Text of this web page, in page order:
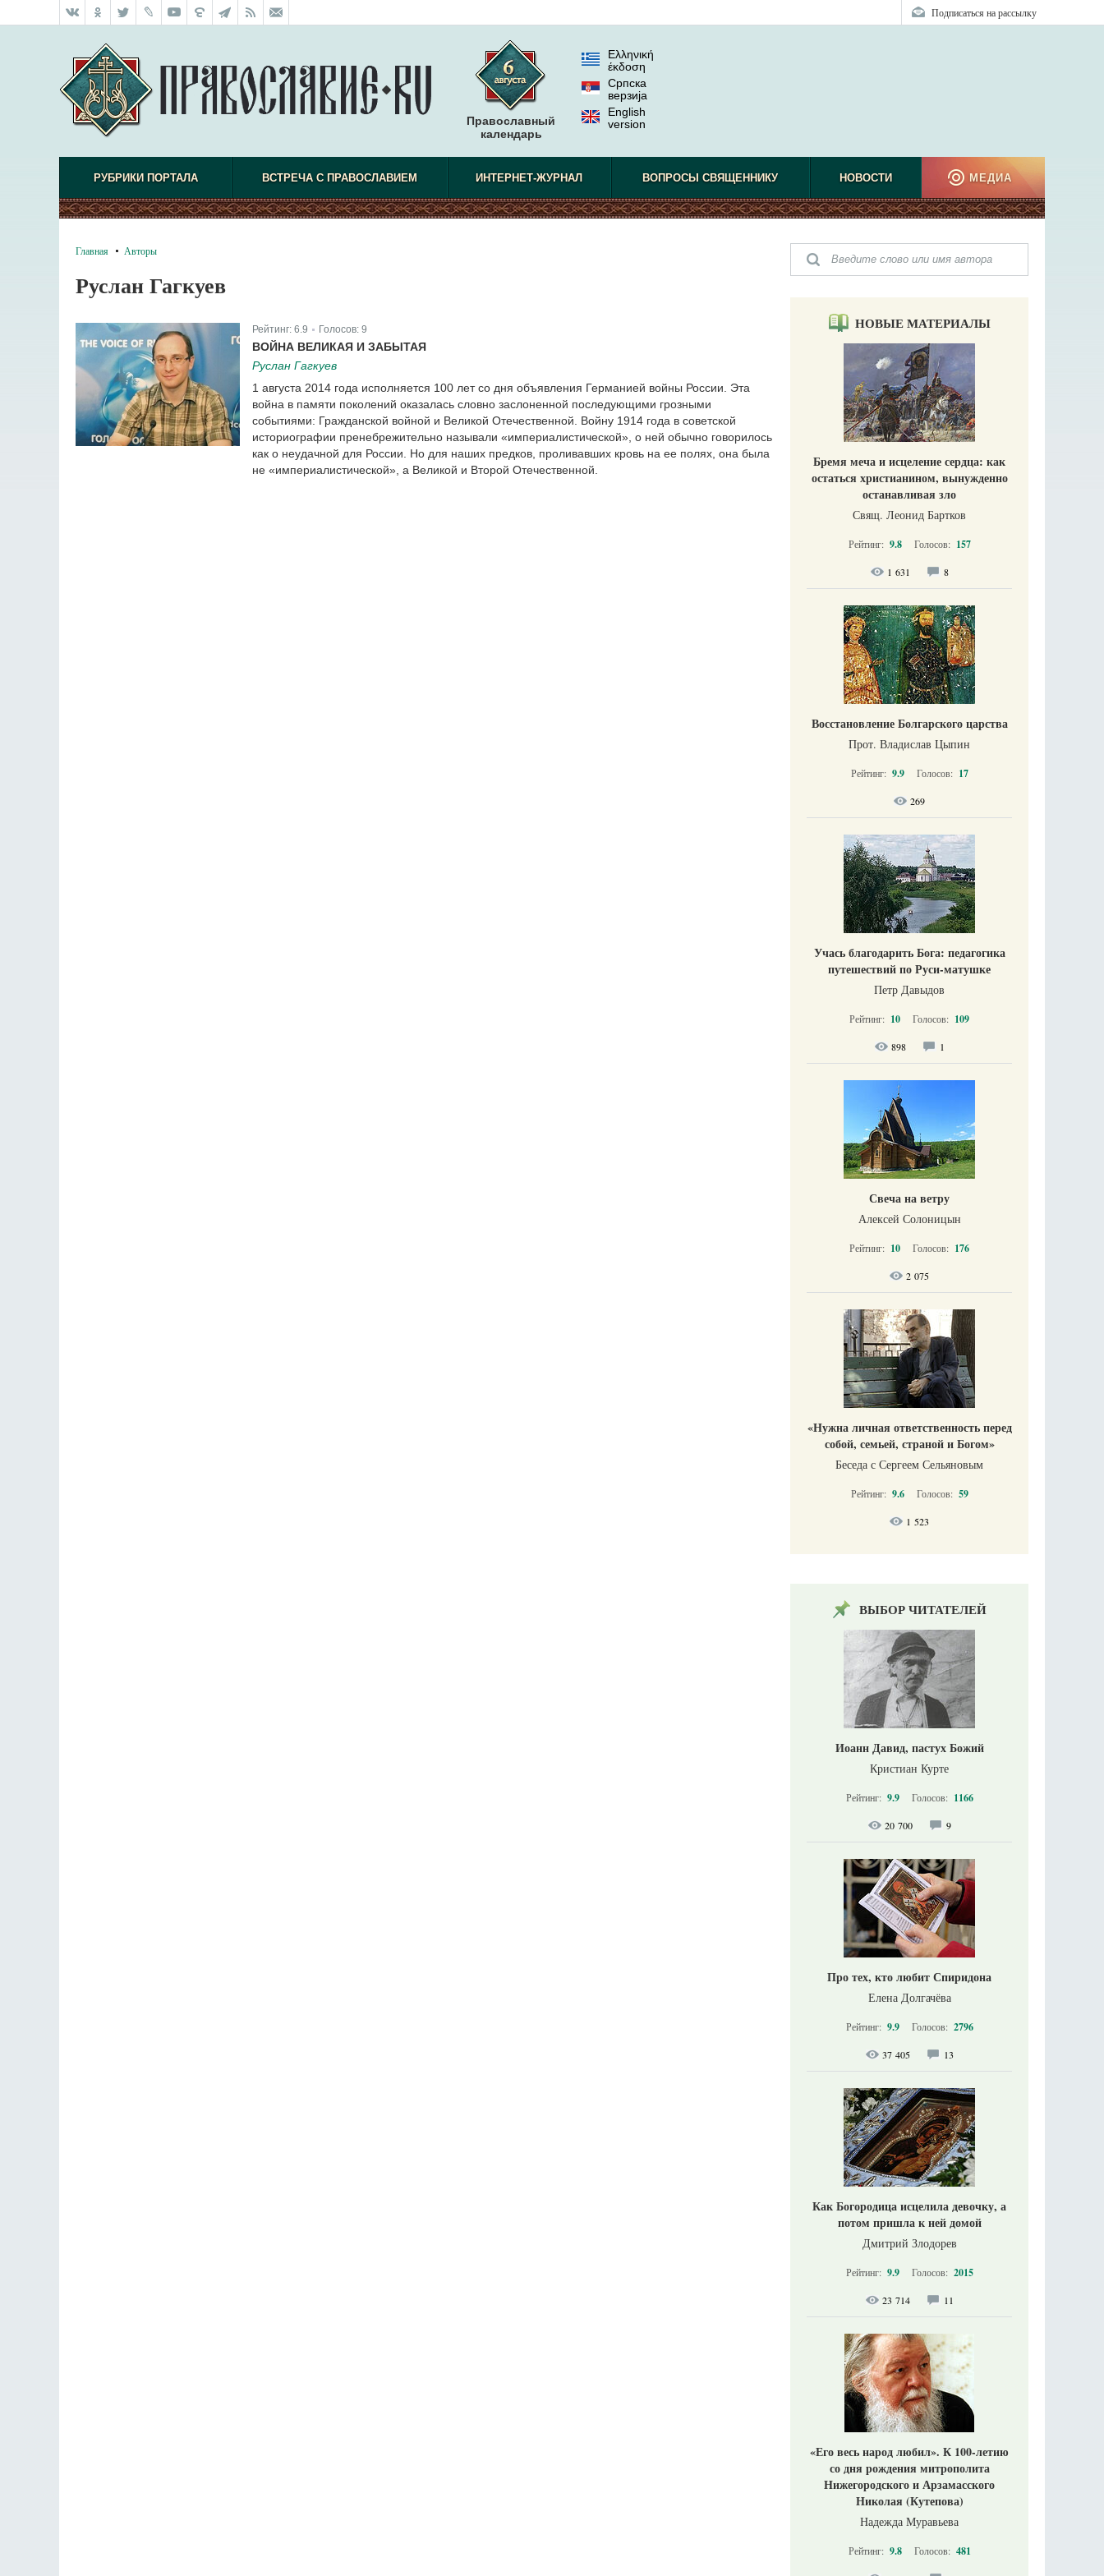
Подписаться на рассылку
Православный
календарь
Ελληνική
έκδοση
Српска
верзиjа
English
version
РУБРИКИ ПОРТАЛА ВСТРЕЧА С ПРАВОСЛАВИЕМ ИНТЕРНЕТ-ЖУРНАЛ ВОПРОСЫ СВЯЩЕННИКУ НОВОСТИ МЕДИА
Главная Авторы
Руслан Гагкуев
Рейтинг: 6.9 Голосов: 9
ВОЙНА ВЕЛИКАЯ И ЗАБЫТАЯ
Руслан Гагкуев
1 августа 2014 года исполняется 100 лет со дня объявления Германией войны России. Эта
война в памяти поколений оказалась словно заслоненной последующими грозными
событиями: Гражданской войной и Великой Отечественной. Войну 1914 года в советской
историографии пренебрежительно называли «империалистической», о ней обычно говорилось
как о неудачной для России. Но для наших предков, проливавших кровь на ее полях, она была
не «империалистической», а Великой и Второй Отечественной.
НОВЫЕ МАТЕРИАЛЫ
Бремя меча и исцеление сердца: как
остаться христианином, вынужденно
останавливая зло
Свящ. Леонид Бартков
Рейтинг: 9.8 Голосов: 157
1 631 8
Восстановление Болгарского царства
Прот. Владислав Цыпин
Рейтинг: 9.9 Голосов: 17
269
Учась благодарить Бога: педагогика
путешествий по Руси-матушке
Петр Давыдов
Рейтинг: 10 Голосов: 109
898 1
Свеча на ветру
Алексей Солоницын
Рейтинг: 10 Голосов: 176
2 075
«Нужна личная ответственность перед
собой, семьей, страной и Богом»
Беседа с Сергеем Сельяновым
Рейтинг: 9.6 Голосов: 59
1 523
ВЫБОР ЧИТАТЕЛЕЙ
Иоанн Давид, пастух Божий
Кристиан Курте
Рейтинг: 9.9 Голосов: 1166
20 700 9
Про тех, кто любит Спиридона
Елена Долгачёва
Рейтинг: 9.9 Голосов: 2796
37 405 13
Как Богородица исцелила девочку, а
потом пришла к ней домой
Дмитрий Злодорев
Рейтинг: 9.9 Голосов: 2015
23 714 11
«Его весь народ любил». К 100-летию
со дня рождения митрополита
Нижегородского и Арзамасского
Николая (Кутепова)
Надежда Муравьева
Рейтинг: 9.8 Голосов: 481